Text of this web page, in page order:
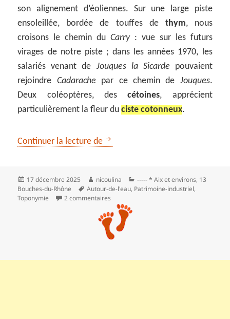
son alignement d’éoliennes. Sur une large piste
ensoleillée, bordée de touffes de thym, nous
croisons le chemin duCarry: vue sur les futurs
virages de notre piste ; dans les années 1970, les
salariés venant de Jouques la Sicarde pouvaient
rejoindre Cadarache par ce chemin de Jouques.
Deux coléoptères, descétoines, apprécient
particulièrement la fleur duciste cotonneux.
Continuer la lecture de Boucle de Mus, Saint-Paul-lez-
Publié
le
17 décembre 2025 Auteur
nicoulina Catégories
----- * Aix et environs, 13
Bouches-du-Rhône
Mots-
clés
Autour-de-l'eau, Patrimoine-industriel,
Toponymie
2 commentaires